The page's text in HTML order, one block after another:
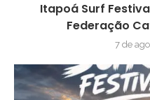
Itapoá Surf
Federação
7 de